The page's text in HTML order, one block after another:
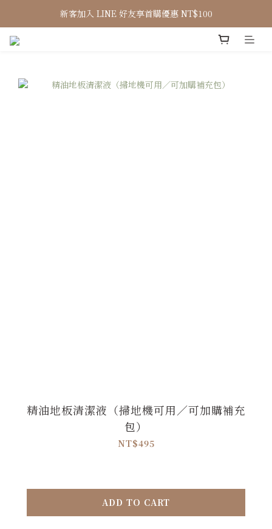
新客加入 LINE 好友享首購優惠 NT$100
精油地板清潔液（掃地機可用／可加購補充
包）
NT$495
ADD TO CART